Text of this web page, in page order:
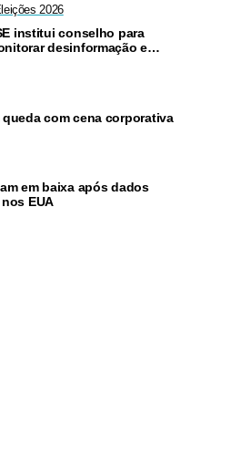
2026
institui conselho para
desinformação e
com cena corporativa
em baixa após dados
EUA